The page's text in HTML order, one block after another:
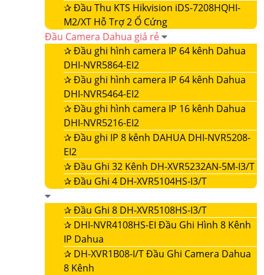
✰Đầu Thu KTS Hikvision iDS-7208HQHI-
M2/XT Hỗ Trợ 2 Ổ Cứng
Đầu Camera Dahua giá rẻ
✰Đầu ghi hình camera IP 64 kênh Dahua
DHI-NVR5864-EI2
✰Đầu ghi hình camera IP 64 kênh Dahua
DHI-NVR5464-EI2
✰Đầu ghi hình camera IP 16 kênh Dahua
DHI-NVR5216-EI2
✰Đầu ghi IP 8 kênh DAHUA DHI-NVR5208-
EI2
✰Đầu Ghi 32 Kênh DH-XVR5232AN-5M-I3/T
✰Đầu Ghi 4 DH-XVR5104HS-I3/T
✰Đầu Ghi 8 DH-XVR5108HS-I3/T
✰ DHI-NVR4108HS-EI Đầu Ghi Hình 8 Kênh
IP Dahua
✰ DH-XVR1B08-I/T Đầu Ghi Camera Dahua
8 Kênh